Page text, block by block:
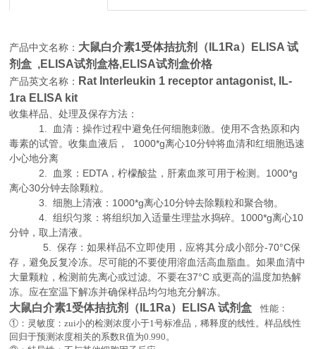
产品中文名称： 大鼠白介素1受体拮抗剂（IL1Ra）ELISA 试
剂盒 ,ELISA试剂盒格,ELISA试剂盒价格
产品英文名称： Rat Interleukin 1 receptor antagonist, IL-
1ra ELISA kit
收集样品、处理及保存方法：
1. 血清：操作过程中避免任何细胞刺激。使用不含热原和内
毒素的试管。收集血液后， 1000*g离心10分钟将血清和红细胞迅速
小心地分离
2. 血浆：EDTA，柠檬酸盐，肝素血浆可用于检测。1000*g
离心30分钟去除颗粒。
3. 细胞上清液：1000*g离心10分钟去除颗粒和聚合物。
4. 组织匀浆：将组织加入适量生理盐水捣碎。1000*g离心10
分钟，取上清液。
5. 保存：如果样品不立即使用，应将其分成小部分-70°C保
存，避免反复冷冻。尽可能的不要使用溶血活高血脂血。如果血清中
大量颗粒，检测前先离心或过滤。不要在37°C 或更高的温度加热解
冻。应在室温下解冻并确保样品均匀地充分解冻。
大鼠白介素1受体拮抗剂（IL1Ra）ELISA 试剂盒性能：
①：灵敏度：zui小的检测浓度小于1号标准品，稀释度的线性。样品线性
回归于预测浓度相关的系数R值为0.990。